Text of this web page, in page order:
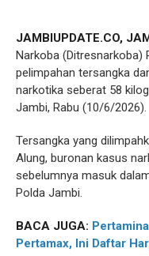
JAMBIUPDATE.CO,
Narkoba (Ditresnarkoba)
pelimpahan tersangka
narkotika seberat 58
Jambi, Rabu (10/6/2026).
Tersangka yang
Alung, buronan kasus
sebelumnya masuk
Polda Jambi.
BACA JUGA:
Pertamax, Ini Daftar